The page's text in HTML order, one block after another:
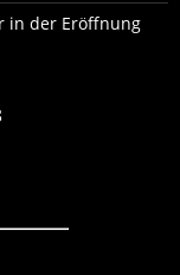
in der Eröffnung